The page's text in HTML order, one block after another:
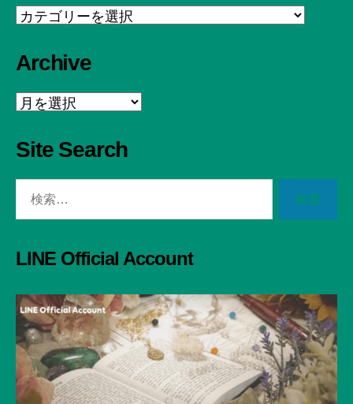
Category
Archive
Archive
Site Search
LINE Official Account